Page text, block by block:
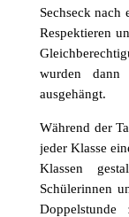
Sechseck nach
Respektieren
wurden dann
ausgehängt.
Während der
jeder Klasse
Klassen
Schülerinnen